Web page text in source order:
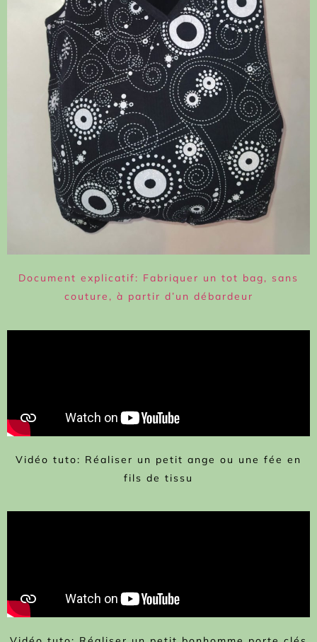
Document explicatif: Fabriquer un tot bag, sans
couture, à partir d’un débardeur
Vidéo tuto: Réaliser un petit ange ou une fée en
fils de tissu